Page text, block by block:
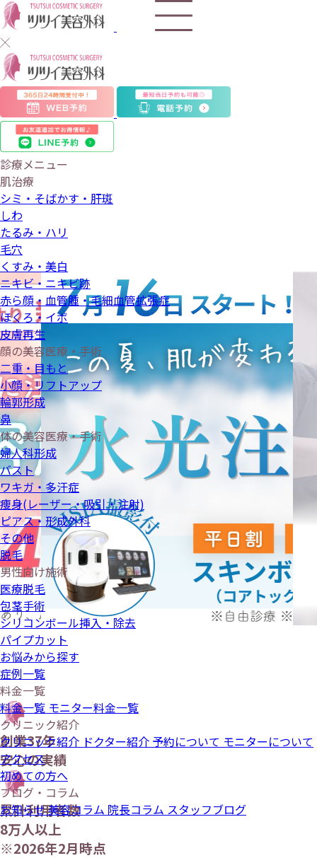
診療メニュー
肌治療
シミ・そばかす・肝斑
しわ
たるみ・ハリ
毛穴
くすみ・美白
ニキビ・ニキビ跡
赤ら顔・血管腫・毛細血管拡張症
ほくろ・イボ
皮膚再生
顔の美容医療・手術
二重・目もと
小顔・リフトアップ
輪郭形成
鼻
体の美容医療・手術
婦人科形成
バスト
ワキガ・多汗症
痩身(レーザー・吸引・注射)
ピアス・形成外科
その他
脱毛
男性向け施術
医療脱毛
包茎手術
シリコンボール挿入・除去
パイプカット
お悩みから探す
症例一覧
料金一覧
料金一覧 モニター料金一覧
クリニック紹介
クリニック紹介 ドクター紹介 予約について モニターについて
アクセス
初めての方へ
ブログ・コラム
お知らせ美容コラム 院長コラム スタッフブログ
ツ
ツ
イ
美
容
外
科
創業37年
安心の実績
累計利用者数
8万人以上
※2026年2月時点